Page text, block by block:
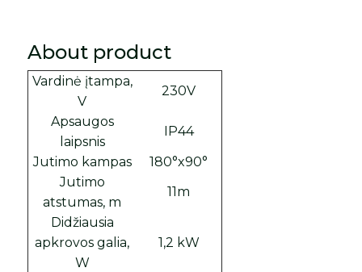
About product
Vardinė įtampa,
V
230V
Apsaugos
laipsnis
IP44
Jutimo kampas
180°x90°
Jutimo
atstumas, m
11m
Didžiausia
apkrovos galia,
W
1,2 kW